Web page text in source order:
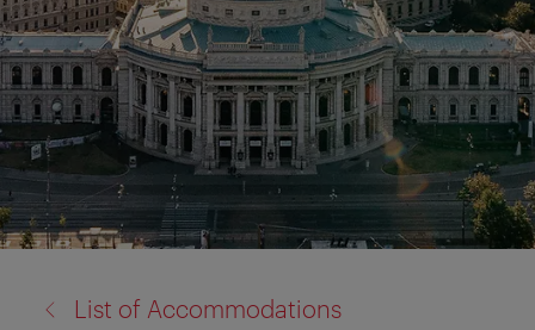
a:
List of Accommodations